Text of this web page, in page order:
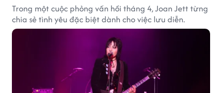
Trong một cuộc phỏng vấn hồi tháng 4, Joan Jett từng
chia sẻ tình yêu đặc biệt dành cho việc lưu diễn.